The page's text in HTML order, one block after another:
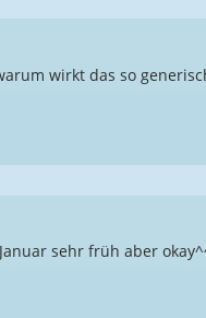
wirkt das so
sehr früh aber